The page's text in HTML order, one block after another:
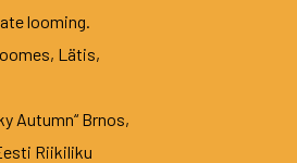
looming.
Lätis,
Autumn“ Brnos,
Riikiliku